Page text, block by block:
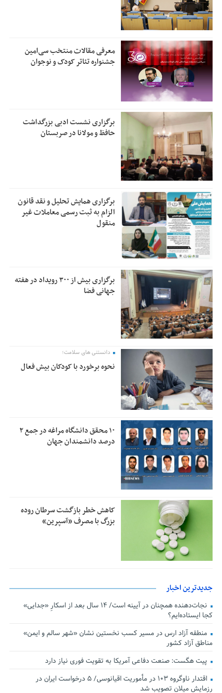
معرفی مقالات منتخب سی‌امین
جشنواره تئاتر کودک و نوجوان
برگزاری نشست ادبی بزرگداشت
حافظ و مولانا در صربستان
برگزاری همایش تحلیل و نقد قانون
الزام به ثبت رسمی معاملات غیر
منقول
برگزاری بیش از ۳۰۰ رویداد در هفته
جهانی فضا
دانستنی های سلامت؛
نحوه برخورد با کودکان بیش فعال
۱۰ محقق دانشگاه مراغه در جمع ۲
درصد دانشمندان جهان
کاهش خطر بازگشت سرطان روده
بزرگ با مصرف «آسپرین»
جدیدترین اخبار
نجات‌دهنده‌ همچنان در آیینه است/ ۱۴ سال بعد از اسکارِ «جدایی»
کجا ایستاده‌ایم؟
منطقه آزاد ارس در مسیر کسب نخستین نشان «شهر سالم و ایمن»
مناطق آزاد کشور
پیت هگست: صنعت دفاعی آمریکا به تقویت فوری نیاز دارد
اقتدار ناوگروه ۱۰۳ در مأموریت‌ اقیانوسی/ ۵ درخواست ایران در
رزمایش میلان تصویب شد